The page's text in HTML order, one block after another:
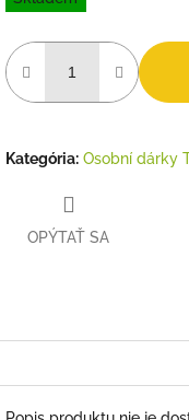
cena:
Kategória: Osobní dárky
OPÝTAŤ SA